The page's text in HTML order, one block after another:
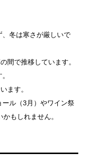
冬は寒さが厳しいで
間で推移しています。
ます。
ル（3月）やワイン祭
もしれません。